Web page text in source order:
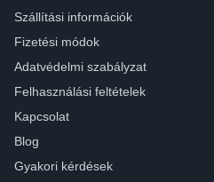
Szállítási információk
Fizetési módok
Adatvédelmi szabályzat
Felhasználási feltételek
Kapcsolat
Blog
Gyakori kérdések